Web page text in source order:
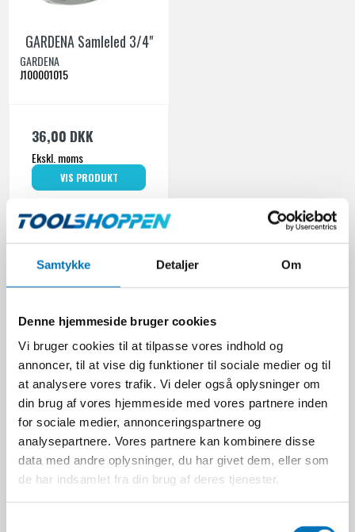
Samtykke Detaljer Om
Denne hjemmeside bruger cookies
Vi bruger cookies til at tilpasse vores indhold og
annoncer, til at vise dig funktioner til sociale medier og til
at analysere vores trafik. Vi deler også oplysninger om
din brug af vores hjemmeside med vores partnere inden
for sociale medier, annonceringspartnere og
analysepartnere. Vores partnere kan kombinere disse
data med andre oplysninger, du har givet dem, eller som
de har indsamlet fra din brug af deres tjenester.
GARDENA Samleled 3/4"
GARDENA
J100001015
36,00 DKK
Ekskl. moms
VIS PRODUKT
GARDENA Strålespids
Classic
GARDENA